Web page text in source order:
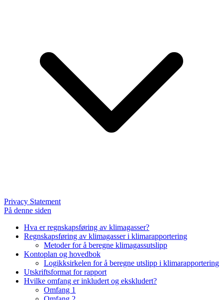
Privacy Statement
På denne siden
Hva er regnskapsføring av klimagasser?
Regnskapsføring av klimagasser i klimarapportering
Metoder for å beregne klimagassutslipp
Kontoplan og hovedbok
Logikksirkelen for å beregne utslipp i klimarapportering
Utskriftsformat for rapport
Hvilke omfang er inkludert og ekskludert?
Omfang 1